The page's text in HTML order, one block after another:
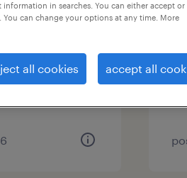
・軽作業）
現
in searches. You can either accept or
can change your options at any time. More
all cookies accept all